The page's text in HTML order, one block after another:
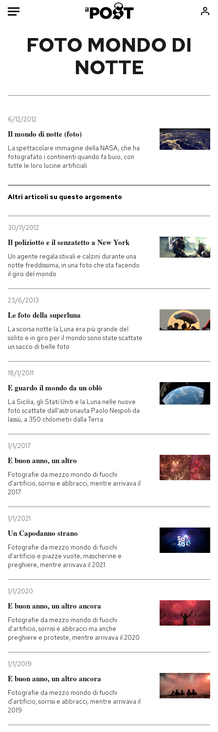
Mondo
Tecnologia
Internet
Scienza
Cultura
Sport
Libri
Ok Boomer!
Media
PODCAST
NEWSLETTER
I MIEI PREFERITI
SHOP
AREA PERSONALE
Entra
FOTO MONDO DI
NOTTE
6/12/2012
Il mondo di notte (foto)
La spettacolare immagine della NASA, che ha
fotografato i continenti quando fa buio, con
tutte le loro lucine artificiali
Altri articoli su questo argomento
30/11/2012
Il poliziotto e il senzatetto a New York
Un agente regala stivali e calzini durante una
notte freddissima, in una foto che sta facendo
il giro del mondo
23/6/2013
Le foto della superluna
La scorsa notte la Luna era più grande del
solito e in giro per il mondo sono state scattate
un sacco di belle foto
18/1/2011
E guardo il mondo da un oblò
La Sicilia, gli Stati Uniti e la Luna nelle nuove
foto scattate dall'astronauta Paolo Nespoli da
lassù, a 350 chilometri dalla Terra
1/1/2017
E buon anno, un altro
Fotografie da mezzo mondo di fuochi
d'artificio, sorrisi e abbracci, mentre arrivava il
2017
1/1/2021
Un Capodanno strano
Fotografie da mezzo mondo di fuochi
d'artificio e piazze vuote, mascherine e
preghiere, mentre arrivava il 2021
1/1/2020
E buon anno, un altro ancora
Fotografie da mezzo mondo di fuochi
d'artificio, sorrisi e abbracci ma anche
preghiere e proteste, mentre arrivava il 2020
1/1/2019
E buon anno, un altro ancora
Fotografie da mezzo mondo di fuochi
d'artificio, sorrisi e abbracci, mentre arrivava il
2019